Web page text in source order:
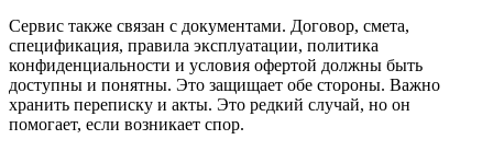
Сервис также связан с документами. Договор, смета,
спецификация, правила эксплуатации, политика
конфиденциальности и условия офертой должны быть
доступны и понятны. Это защищает обе стороны. Важно
хранить переписку и акты. Это редкий случай, но он
помогает, если возникает спор.